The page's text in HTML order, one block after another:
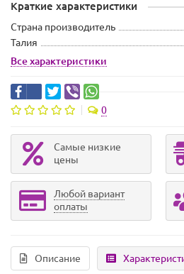
Краткие характеристики
Страна производитель
Талия
Все характеристики
0
Самые низкие
цены
Любой вариант
оплаты
Описание